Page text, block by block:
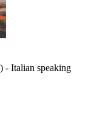
- Italian speaking